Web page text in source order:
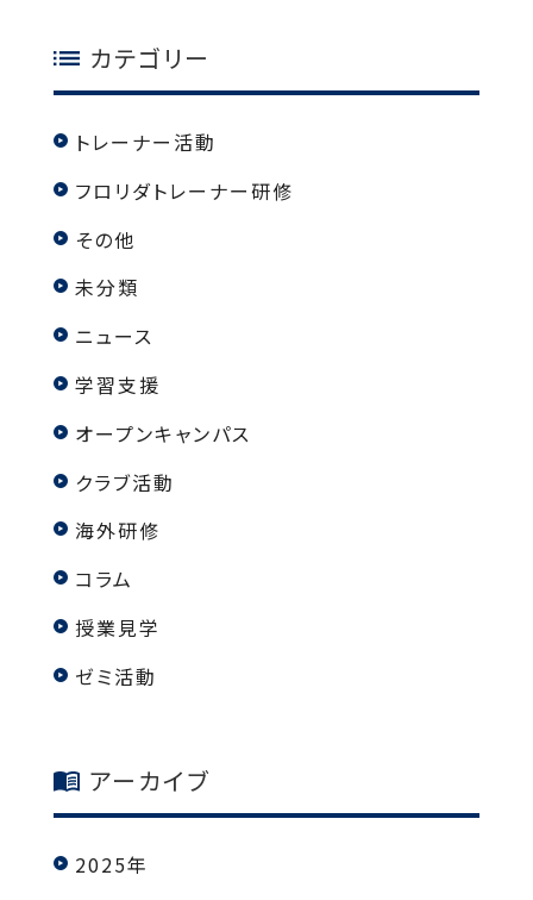
カテゴリー
トレーナー活動
フロリダトレーナー研修
その他
未分類
ニュース
学習支援
オープンキャンパス
クラブ活動
海外研修
コラム
授業見学
ゼミ活動
アーカイブ
2025年